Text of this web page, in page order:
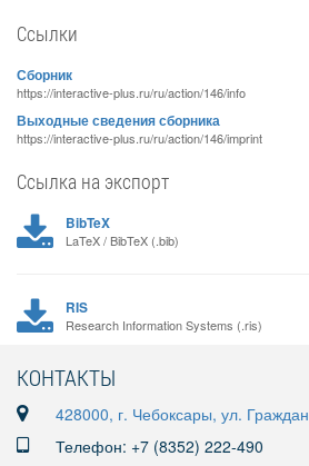
Ссылки
Сборник
https://interactive-plus.ru/ru/action/146/info
Выходные сведения сборника
https://interactive-plus.ru/ru/action/146/imprint
Ссылка на экспорт
BibTeX
LaTeX / BibTeX (.bib)
RIS
Research Information Systems (.ris)
КОНТАКТЫ
428000, г. Чебоксары, ул.
Телефон: +7 (8352) 222-490